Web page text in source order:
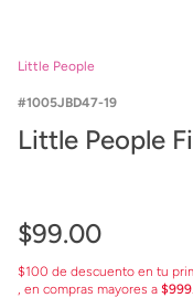
Little People
1005JBD47-19
Little People
$99.00
$100 de descuento en tu
, en compras mayores a $999.